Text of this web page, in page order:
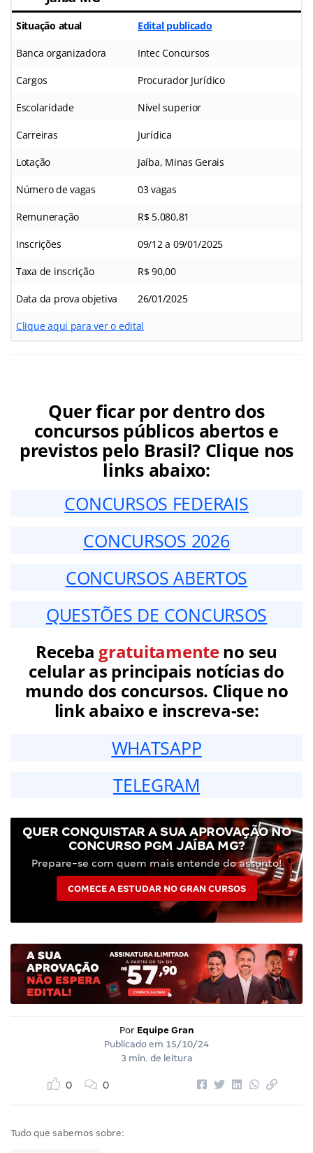
Situação atual Edital publicado
Banca organizadora Intec Concursos
Cargos Procurador Jurídico
Escolaridade Nível superior
Carreiras Jurídica
Lotação Jaíba, Minas Gerais
Número de vagas 03 vagas
Remuneração R$ 5.080,81
Inscrições 09/12 a 09/01/2025
Taxa de inscrição R$ 90,00
Data da prova objetiva 26/01/2025
Clique aqui para ver o edital
Quer ficar por dentro dos
concursos públicos abertos e
previstos pelo Brasil? Clique nos
links abaixo:
CONCURSOS FEDERAIS
CONCURSOS 2026
CONCURSOS ABERTOS
QUESTÕES DE CONCURSOS
Receba gratuitamenteno seu
celular as principais notícias do
mundo dos concursos. Clique no
link abaixo e inscreva-se:
WHATSAPP
TELEGRAM
QUER CONQUISTAR A SUA APROVAÇÃO NO
CONCURSO PGM JAÍBA MG?
Prepare-se com quem mais entende do assunto!
COMECE A ESTUDAR NO GRAN CURSOS
Por Equipe Gran
Publicado em 15/10/24
3 min. de leitura
0 0
Tudo que sabemos sobre: